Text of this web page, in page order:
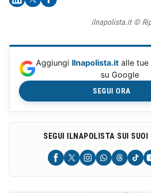
ilnapolista.it ©
Aggiungi Ilnapolista.it alle
su Google
SEGUI ORA
SEGUI ILNAPOLISTA SUI